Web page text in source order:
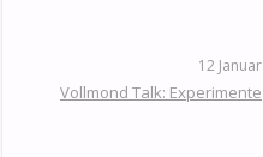
12 Januar
Vollmond Talk: Experimente